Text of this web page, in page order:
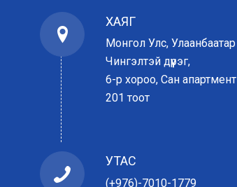
ХАЯГ
Монгол Улс, Улаанбаатар
Чингэлтэй дүүрэг,
6-р хороо, Сан
201 тоот
УТАС
(+976)-7010-1779